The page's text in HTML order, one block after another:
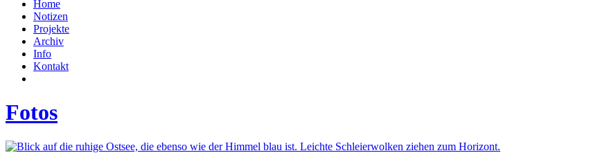
Home
Notizen
Projekte
Archiv
Info
Kontakt
Fotos